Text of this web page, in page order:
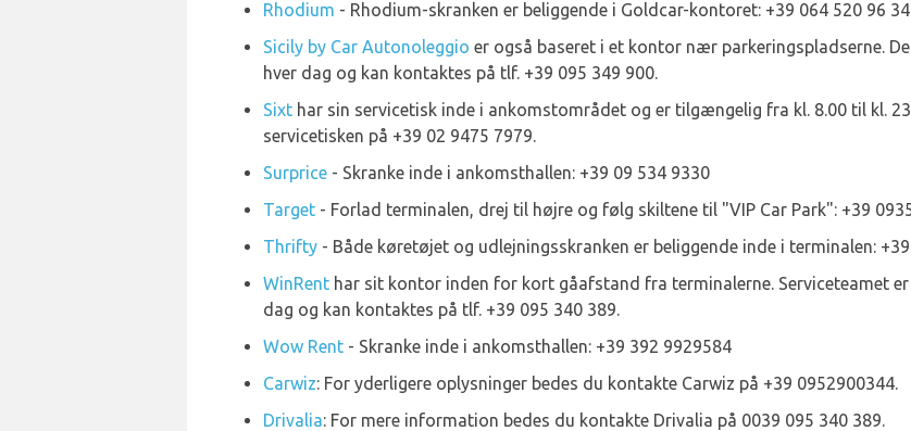
Rhodium - Rhodium-skranken er beliggende i Goldcar-kontoret: +39 064 520 96 34
Sicily by Car Autonoleggio er også baseret i et kontor nær parkeringspladserne.
hver dag og kan kontaktes på tlf. +39 095 349 900.
Sixt har sin servicetisk inde i ankomstområdet og er tilgængelig fra kl. 8.00 til kl.
servicetisken på +39 02 9475 7979.
Surprice - Skranke inde i ankomsthallen: +39 09 534 9330
Target - Forlad terminalen, drej til højre og følg skiltene til "VIP Car Park": +39
Thrifty - Både køretøjet og udlejningsskranken er beliggende inde i terminalen:
WinRent har sit kontor inden for kort gåafstand fra terminalerne. Serviceteamet
dag og kan kontaktes på tlf. +39 095 340 389.
Wow Rent - Skranke inde i ankomsthallen: +39 392 9929584
Carwiz: For yderligere oplysninger bedes du kontakte Carwiz på +39 0952900344.
Drivalia: For mere information bedes du kontakte Drivalia på 0039 095 340 389.